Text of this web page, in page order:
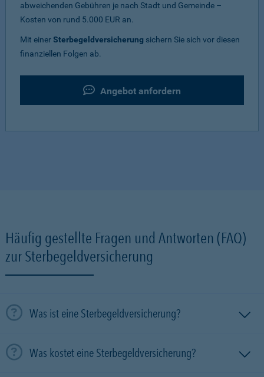
abweichenden Gebühren je nach Stadt und Gemeinde –
Kosten von rund 5.000 EUR an.
Mit einerSterbegeldversicherung sichern Sie sich vor diesen
finanziellen Folgen ab.
Angebot anfordern
Häufig gestellte Fragen und Antworten (FAQ)
zur Sterbegeldversicherung
Was ist eine Sterbegeldversicherung?
Was kostet eine Sterbegeldversicherung?